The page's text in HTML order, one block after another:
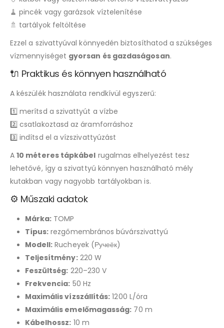
🧹 pincék vagy garázsok víztelenítése
🚿 tartályok feltöltése
Ezzel a szivattyúval könnyedén biztosíthatod a szükséges
vízmennyiséget gyorsan és gazdaságosan.
🔌 Praktikus és könnyen használható
A készülék használata rendkívül egyszerű:
1️⃣ merítsd a szivattyút a vízbe
2️⃣ csatlakoztasd az áramforráshoz
3️⃣ indítsd el a vízszivattyúzást
A10 méteres tápkábel rugalmas elhelyezést tesz
lehetővé, így a szivattyú könnyen használható mély
kutakban vagy nagyobb tartályokban is.
⚙️ Műszaki adatok
Márka: TOMP
Típus: rezgőmembrános búvárszivattyú
Modell: Rucheyek (Ручеёк)
Teljesítmény:220 W
Feszültség: 220–230 V
Frekvencia: 50 Hz
Maximális vízszállítás: 1200 L/óra
Maximális emelőmagasság: 70 m
Kábelhossz: 10 m